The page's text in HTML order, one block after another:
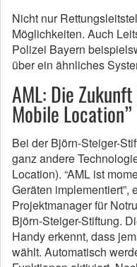
Nicht nur
Möglichkeiten. Auch
Polizei Bayern
über ein ähnliches
AML: Die
Mobile Location”
Bei der Björn-Steiger-
ganz andere
Location). “AML ist
Geräten implementiert”,
Projektmanager für
Björn-Steiger-Stiftung.
Handy erkennt, dass
wählt. Automatisch